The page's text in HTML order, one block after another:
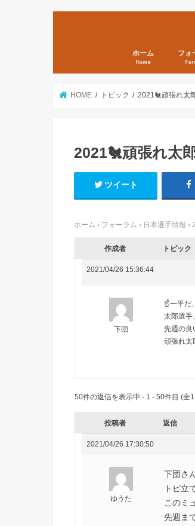
ホーム
Home
フォ
HOME トピック 2021🐔頑張れ太
2021🐔頑張れ太
ツイート
ホーム › フォーラム › 日本選手情報 ›
作成者 トピック
2021/04/26 15:36:44
下団
☝️一平だ
太郎選手
先週の良
頑張れ太
50件の返信を表示中 - 1 - 50件目 (全
投稿者 返信
2021/04/26 17:30:50
ゆうた
下団さ
トピ立
このミ
先週ま